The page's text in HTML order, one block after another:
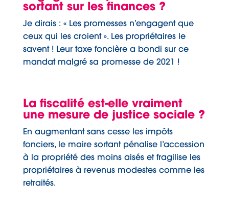
sortant sur les finances ?
Je dirais : « Les promesses n’engagent que
ceux qui les croient ». Les propriétaires le
savent ! Leur taxe foncière a bondi sur ce
mandat malgré sa promesse de 2021 !
La fiscalité est-elle vraiment
une mesure de justice sociale ?
En augmentant sans cesse les impôts
fonciers, le maire sortant pénalise l’accession
à la propriété des moins aisés et fragilise les
propriétaires à revenus modestes comme les
retraités.